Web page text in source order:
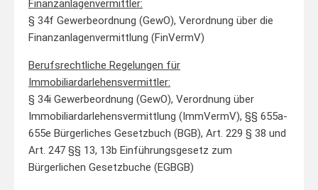
Finanzanlagenvermittler:
§ 34f Gewerbeordnung (GewO), Verordnung über die
Finanzanlagenvermittlung (FinVermV)
Berufsrechtliche Regelungen für
Immobiliardarlehensvermittler:
§ 34i Gewerbeordnung (GewO), Verordnung über
Immobiliardarlehensvermittlung (ImmVermV), §§ 655a-
655e Bürgerliches Gesetzbuch (BGB), Art. 229 § 38 und
Art. 247 §§ 13, 13b Einführungsgesetz zum
Bürgerlichen Gesetzbuche (EGBGB)